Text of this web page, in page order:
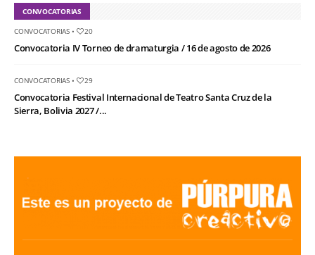
CONVOCATORIAS
CONVOCATORIAS• 20
Convocatoria IV Torneo de dramaturgia / 16 de agosto de 2026
CONVOCATORIAS• 29
Convocatoria Festival Internacional de Teatro Santa Cruz de la
Sierra, Bolivia 2027 /...